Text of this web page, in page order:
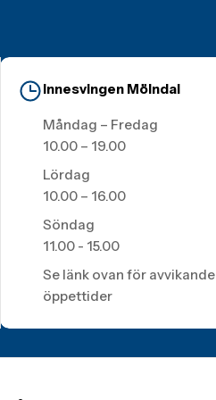
Innesvingen Mölndal
Måndag – Fredag
10.00 – 19.00
Lördag
10.00 – 16.00
Söndag
11.00 - 15.00
Se länk ovan för avvikande
öppettider